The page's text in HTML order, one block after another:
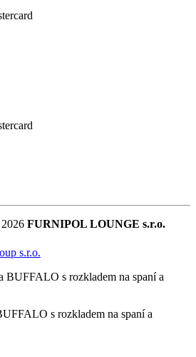
FURNIPOL LOUNGE s.r.o.
s.r.o.
s rozkladem na spaní a